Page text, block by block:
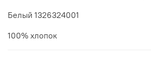
Белый 1326324001
100% хлопок